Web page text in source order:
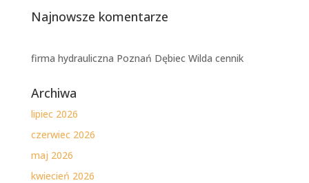
Najnowsze komentarze
firma hydrauliczna Poznań Dębiec Wilda cennik
Archiwa
lipiec 2026
czerwiec 2026
maj 2026
kwiecień 2026